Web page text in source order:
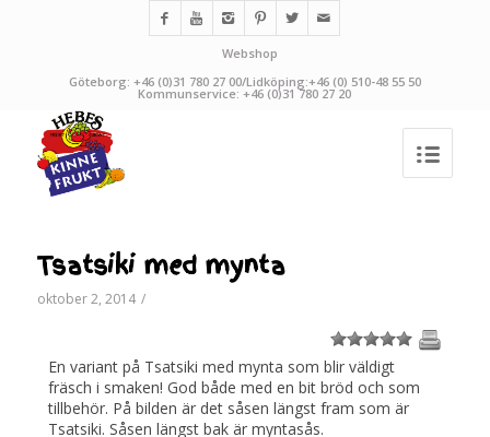
Webshop
Göteborg: +46 (0)31 780 27 00/Lidköping:+46 (0) 510-48 55 50
Kommunservice: +46 (0)31 780 27 20
Tsatsiki med mynta
oktober 2, 2014 /
1 2 3 4
5
En variant på Tsatsiki med mynta som blir väldigt
fräsch i smaken! God både med en bit bröd och som
tillbehör. På bilden är det såsen längst fram som är
Tsatsiki. Såsen längst bak är myntasås.